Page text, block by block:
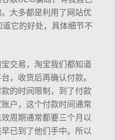
大多都是利用了网站优
它的好处，具体细节不
交易，淘宝我们都知道
，收货后再确认付款。
的时间限制，到了付款
户，这个付款时间通常
周期通常都要三个月以
已到了他们手中。所以